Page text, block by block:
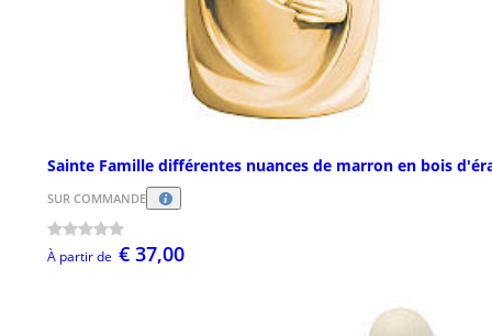
Sainte Famille différentes nuances de marron en bois
SUR COMMANDE
À partir de € 37,00